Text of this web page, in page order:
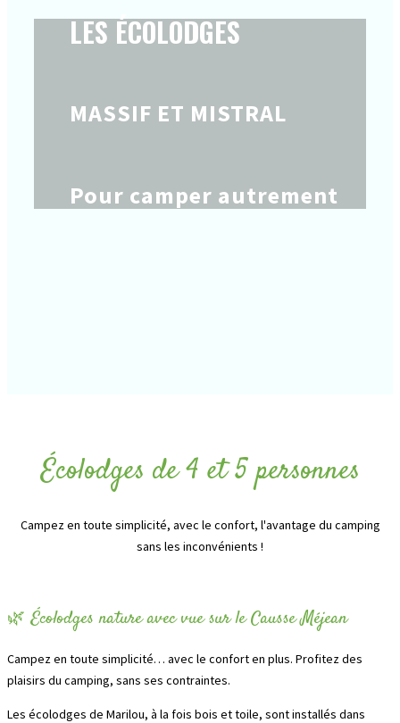
LES ÉCOLODGES
MASSIF ET MISTRAL
Pour camper autrement
Écolodges de 4 et 5 personnes
Campez en toute simplicité, avec le confort, l'avantage du camping
sans les inconvénients !
🌿 Écolodges nature avec vue sur le Causse Méjean
Campez en toute simplicité… avec le confort en plus. Profitez des
plaisirs du camping, sans ses contraintes.
Les écolodges de Marilou, à la fois bois et toile, sont installés dans